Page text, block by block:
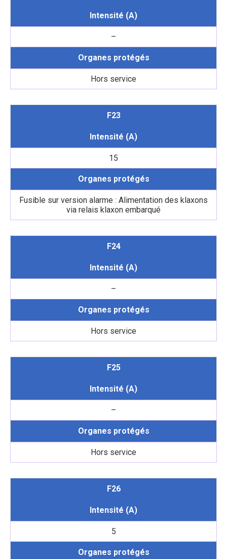
Intensité (A)
–
Organes protégés
Hors service
F23
Intensité (A)
15
Organes protégés
Fusible sur version alarme : Alimentation des klaxons
via relais klaxon embarqué
F24
Intensité (A)
–
Organes protégés
Hors service
F25
Intensité (A)
–
Organes protégés
Hors service
F26
Intensité (A)
5
Organes protégés